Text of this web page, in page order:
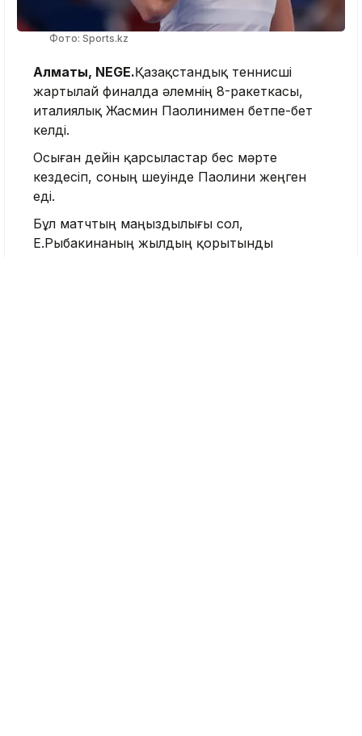
Фото: Sports.kz
Алматы, NEGE.Қазақстандық теннисші
жартылай финалда әлемнің 8-ракеткасы,
италиялық Жасмин Паолинимен бетпе-бет
келді.
Осыған дейін қарсыластар бес мәрте
кездесіп, соның үшеуінде Паолини жеңген
еді.
Бұл матчтың маңыздылығы сол,
Е.Рыбакинаның жылдың қорытынды